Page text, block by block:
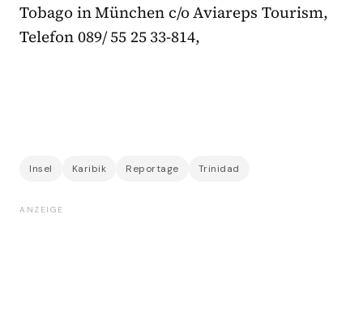
Tobago in München c/o Aviareps Tourism,
Telefon 089/ 55 25 33-814,
Insel Karibik Reportage Trinidad
ANZEIGE